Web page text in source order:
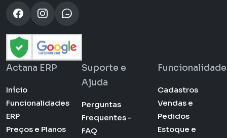
Actana ERP
Início
Funcionalidades
ERP
Preços e Planos
Suporte e
Ajuda
Perguntas
Frequentes -
FAQ
Cadastros
Vendas e
Pedidos
Estoque e